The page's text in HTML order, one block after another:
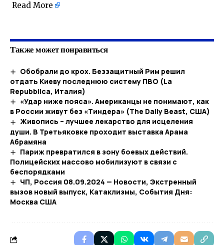
Read More
Также может понравиться
Обобрали до крох. Беззащитный Рим решил
отдать Киеву последнюю систему ПВО (La
Repubblica, Италия)
«Удар ниже пояса». Американцы не понимают, как
в России живут без «Тиндера» (The Daily Beast, США)
Живопись – лучшее лекарство для исцеления
души. В Третьяковке проходит выставка Арама
Абрамяна
Париж превратился в зону боевых действий.
Полицейских массово мобилизуют в связи с
беспорядками
ЧП, Россия 08.09.2024 — Новости, Экстренный
вызов новый выпуск, Катаклизмы, События Дня:
Москва США